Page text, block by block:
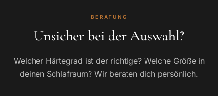
BERATUNG
Unsicher bei der Auswahl?
Welcher Härtegrad ist der richtige? Welche Größe in
deinen Schlafraum? Wir beraten dich persönlich.